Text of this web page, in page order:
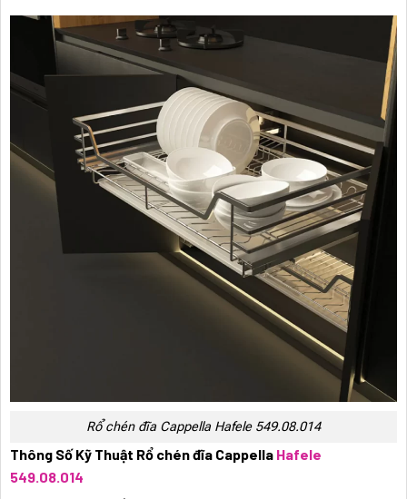
Rổ chén đĩa Cappella Hafele 549.08.014
Thông Số Kỹ Thuật Rổ chén đĩa Cappella Hafele
549.08.014